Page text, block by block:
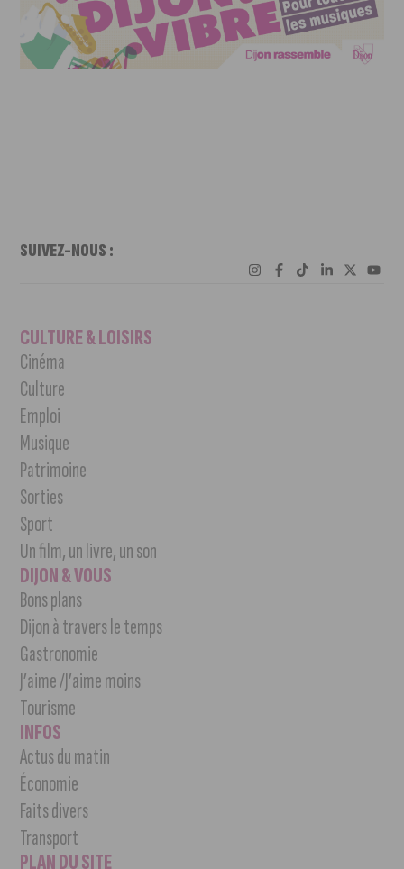
SUIVEZ-NOUS :
CULTURE & LOISIRS
Cinéma
Culture
Emploi
Musique
Patrimoine
Sorties
Sport
Un film, un livre, un son
DIJON & VOUS
Bons plans
Dijon à travers le temps
Gastronomie
J’aime /J’aime moins
Tourisme
INFOS
Actus du matin
Économie
Faits divers
Transport
PLAN DU SITE